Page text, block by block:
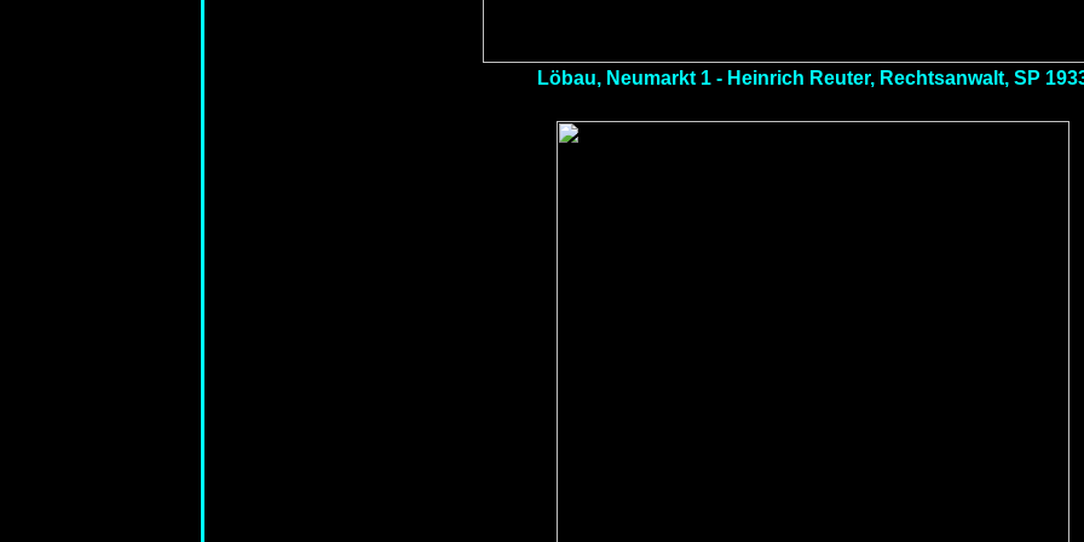
Löbau, Neumarkt 1 - Heinrich Reuter, Rechtsanwalt, SP